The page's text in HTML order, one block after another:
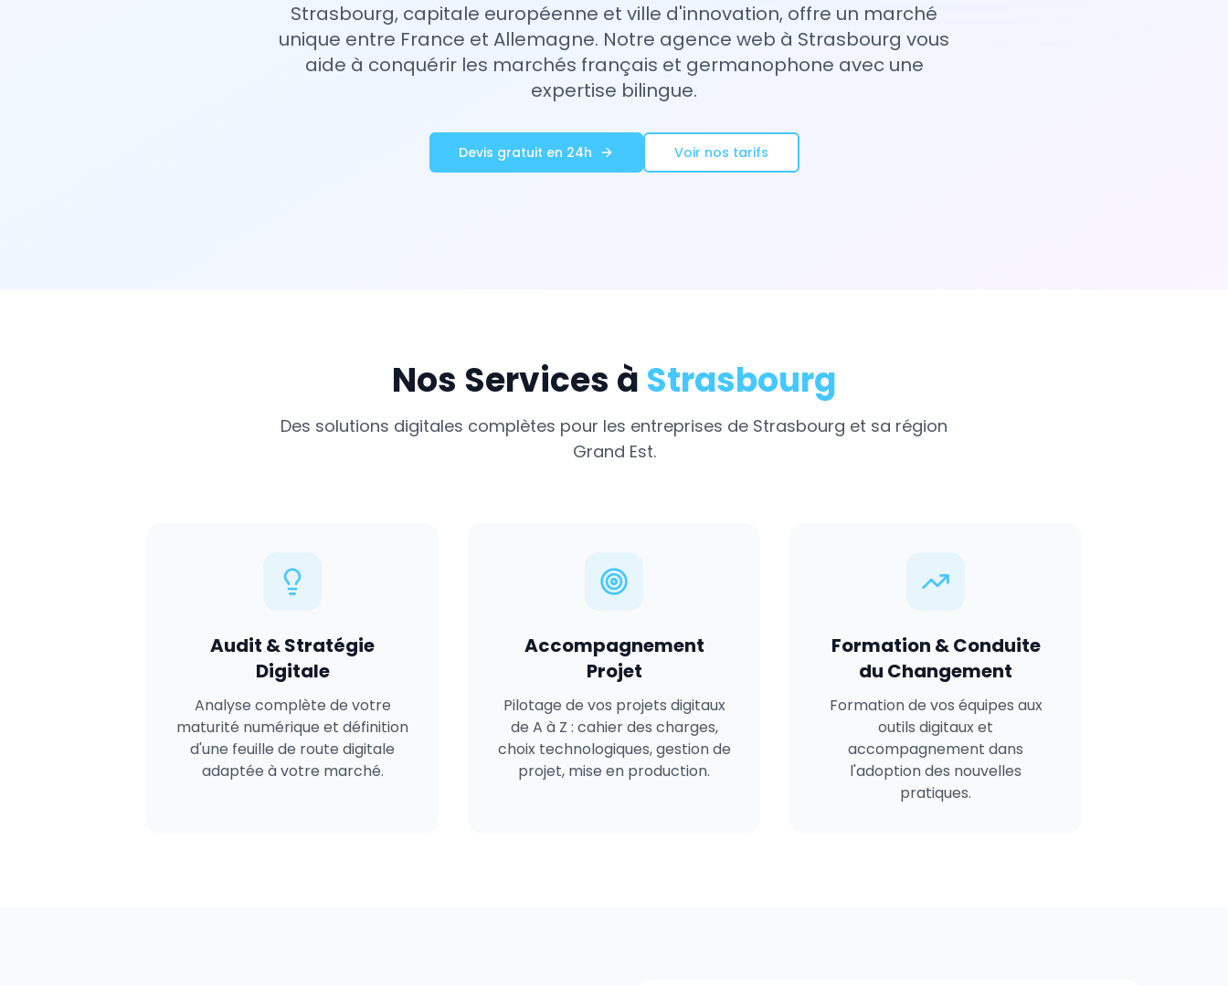
Strasbourg, capitale européenne et ville d'innovation, offre un marché
unique entre France et Allemagne. Notre agence web à Strasbourg vous
aide à conquérir les marchés français et germanophone avec une
expertise bilingue.
Devis gratuit en 24h Voir nos tarifs
Nos Services à Strasbourg
Des solutions digitales complètes pour les entreprises de Strasbourg et sa région
Grand Est.
Audit & Stratégie
Digitale
Analyse complète de votre
maturité numérique et définition
d'une feuille de route digitale
adaptée à votre marché.
Accompagnement
Projet
Pilotage de vos projets digitaux
de A à Z : cahier des charges,
choix technologiques, gestion de
projet, mise en production.
Formation & Conduite
du Changement
Formation de vos équipes aux
outils digitaux et
accompagnement dans
l'adoption des nouvelles
pratiques.